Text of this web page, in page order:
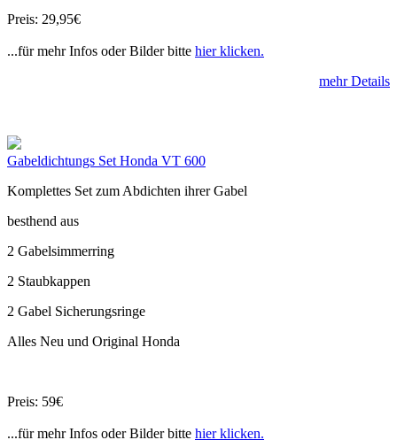
Preis: 29,95€
...für mehr Infos oder Bilder bitte hier klicken.
mehr Details
Gabeldichtungs Set Honda VT 600
Komplettes Set zum Abdichten ihrer Gabel
besthend aus
2 Gabelsimmerring
2 Staubkappen
2 Gabel Sicherungsringe
Alles Neu und Original Honda
Preis: 59€
...für mehr Infos oder Bilder bitte hier klicken.